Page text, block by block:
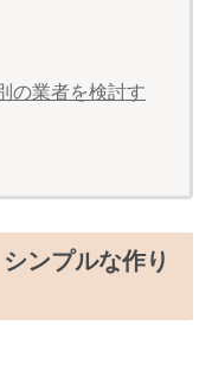
の業者を検討す
ンプルな作り